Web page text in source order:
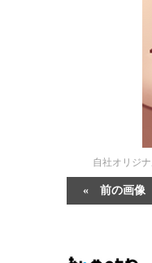
自社オリジ
前の画像